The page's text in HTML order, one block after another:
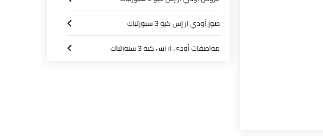
صور أودي آر إس كيو 3 سبورتباك
مواصفات أودي آر إس كيو 3 سبورتباك